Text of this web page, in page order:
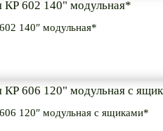
140″ модульная*
120″ модульная с ящиками*